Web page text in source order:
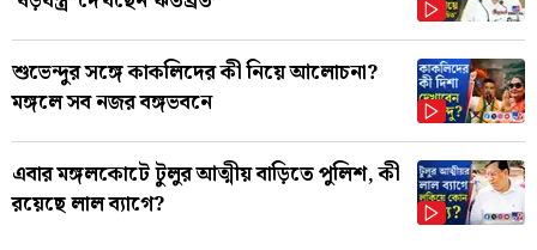
শুভেন্দুর সঙ্গে কাকলিদের কী নিয়ে আলোচনা?
মঙ্গলে সব নজর বঙ্গভবনে
এবার মঙ্গলকোটে টুলুর আত্মীয় বাড়িতে পুলিশ, কী
রয়েছে লাল ব্যাগে?